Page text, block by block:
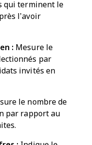
qui terminent le
l’avoir
: Mesure le
par
invités en
le nombre de
par rapport au